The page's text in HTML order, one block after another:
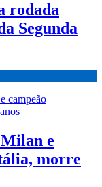
rodada
Segunda
e
morre